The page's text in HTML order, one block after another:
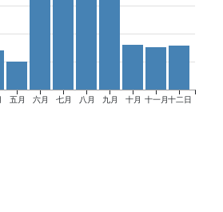
五月 六月 七月 八月 九月 十月 十一月十二日